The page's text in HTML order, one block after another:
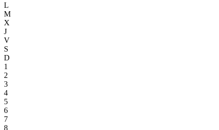
L
M
X
J
V
S
D
1
2
3
4
5
6
7
8